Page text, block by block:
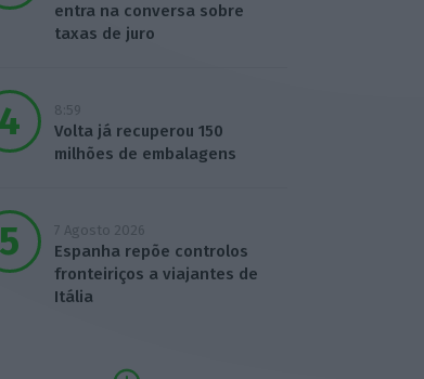
entra na conversa sobre
taxas de juro
8:59
Volta já recuperou 150
milhões de embalagens
7 Agosto 2026
Espanha repõe controlos
fronteiriços a viajantes de
Itália